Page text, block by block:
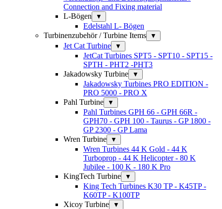
Connection and Fixing material
L-Bögen
▼
Edelstahl L- Bögen
Turbinenzubehör / Turbine Items
▼
Jet Cat Turbine ▼
JetCat Turbines SPT5 - SPT10 - SPT15 -
SPTH - PHT2 -PHT3
Jakadowsky Turbine
▼
Jakadowsky Turbines PRO EDITION -
PRO 5000 - PRO X
Pahl Turbine
▼
Pahl Turbines GPH 66 - GPH 66R -
GPH70 - GPH 100 - Taurus - GP 1800 -
GP 2300 - GP Lama
Wren Turbine
▼
Wren Turbines 44 K Gold - 44 K
Turboprop - 44 K Helicopter - 80 K
Jubilee - 100 K - 180 K Pro
KingTech Turbine
▼
King Tech Turbines K30 TP - K45TP -
K60TP - K100TP
Xicoy Turbine
▼